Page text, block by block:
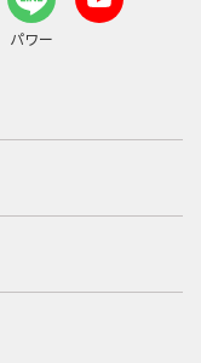
パワー